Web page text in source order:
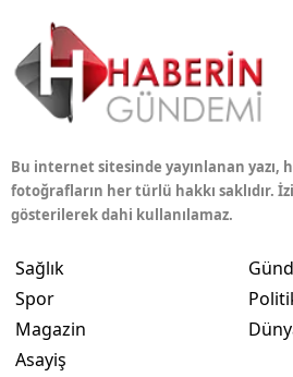
Bu internet sitesinde yayınlanan yazı,
fotoğrafların her türlü hakkı saklıdır.
gösterilerek dahi kullanılamaz.
Sağlık
Spor
Magazin
Asayiş